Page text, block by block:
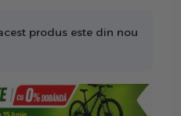
produs este din nou